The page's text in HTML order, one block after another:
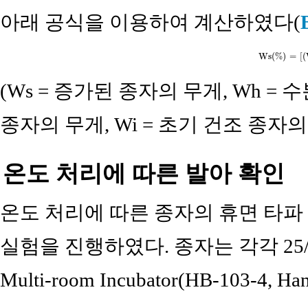
아래 공식을 이용하여 계산하였다(
Ws(%) =
(Ws = 증가된 종자의 무게, Wh =
종자의 무게, Wi = 초기 건조 종자
온도 처리에 따른 발아 확인
온도 처리에 따른 종자의 휴면 타
실험을 진행하였다. 종자는 각각
Multi-room Incubator(HB-103-4,